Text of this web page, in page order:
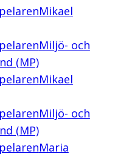
Mikael
Miljö- och
(MP)
Mikael
Miljö- och
(MP)
Maria